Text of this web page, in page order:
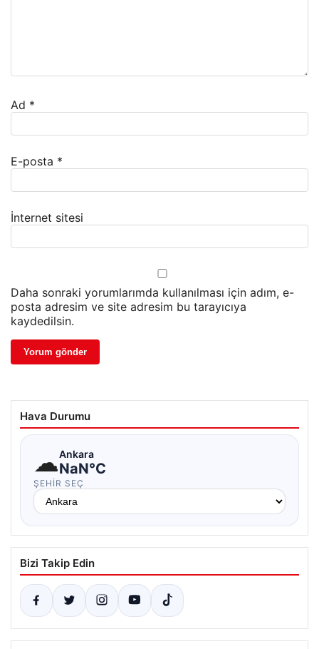
Ad *
E-posta *
İnternet sitesi
Daha sonraki yorumlarımda kullanılması için adım, e-
posta adresim ve site adresim bu tarayıcıya
kaydedilsin.
Hava Durumu
☁Ankara
NaN°C
ŞEHIR SEÇ
Bizi Takip Edin